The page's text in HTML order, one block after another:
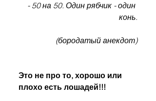
- 50 на 50. Один рябчик - один
конь.
(бородатый анекдот)
Это не про то, хорошо или
плохо есть лошадей!!!